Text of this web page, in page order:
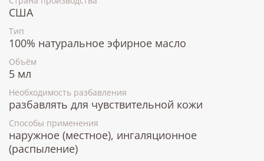
США
Тип
100% натуральное эфирное масло
Объём
5 мл
Необходимость разбавления
разбавлять для чувствительной кожи
Способы применения
наружное (местное), ингаляционное
(распыление)